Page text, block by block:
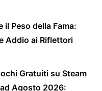
il Peso della Fama:
Addio ai Riflettori
Gratuiti su Steam
Agosto 2026: